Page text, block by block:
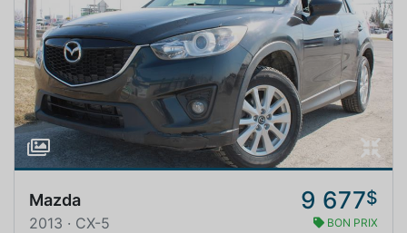
Mazda 9 677$
2013 · CX-5 BON PRIX